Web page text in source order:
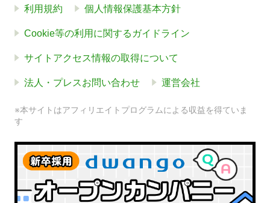
利用規約 個人情報保護基本方針
Cookie等の利用に関するガイドライン
サイトアクセス情報の取得について
法人・プレスお問い合わせ 運営会社
※本サイトはアフィリエイトプログラムによる収益を得ていま
す